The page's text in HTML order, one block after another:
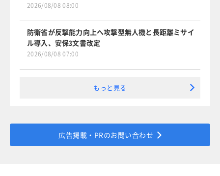
2026/08/08 08:00
防衛省が反撃能力向上へ攻撃型無人機と長距離ミサイ
ル導入、安保3文書改定
2026/08/08 07:00
もっと見る
広告掲載・PRのお問い合わせ